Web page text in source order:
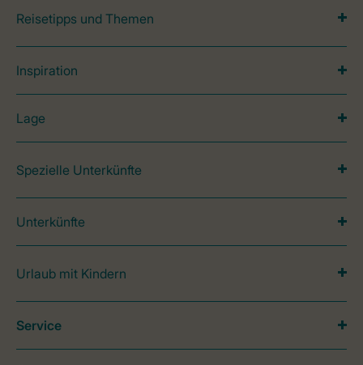
Reisetipps und Themen
Inspiration
Lage
Spezielle Unterkünfte
Unterkünfte
Urlaub mit Kindern
Service